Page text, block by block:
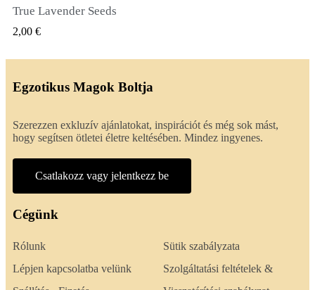
True Lavender Seeds
2,00 €
Egzotikus Magok Boltja
Szerezzen exkluzív ajánlatokat, inspirációt és még sok mást,
hogy segítsen ötletei életre keltésében. Mindez ingyenes.
Csatlakozz vagy jelentkezz be
Cégünk
Rólunk
Lépjen kapcsolatba velünk
Sütik szabályzata
Szolgáltatási feltételek &